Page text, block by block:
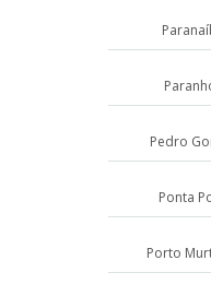
Pedro
Ponta
Porto